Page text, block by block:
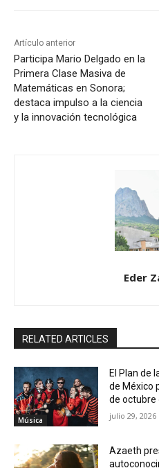
Artículo anterior
Participa Mario Delgado en la
Primera Clase Masiva de
Matemáticas en Sonora;
destaca impulso a la ciencia
y la innovación tecnológica
Eder
RELATED ARTICLES
Música
El Plan de
de México
de octubre
julio 29, 2026
Azaeth